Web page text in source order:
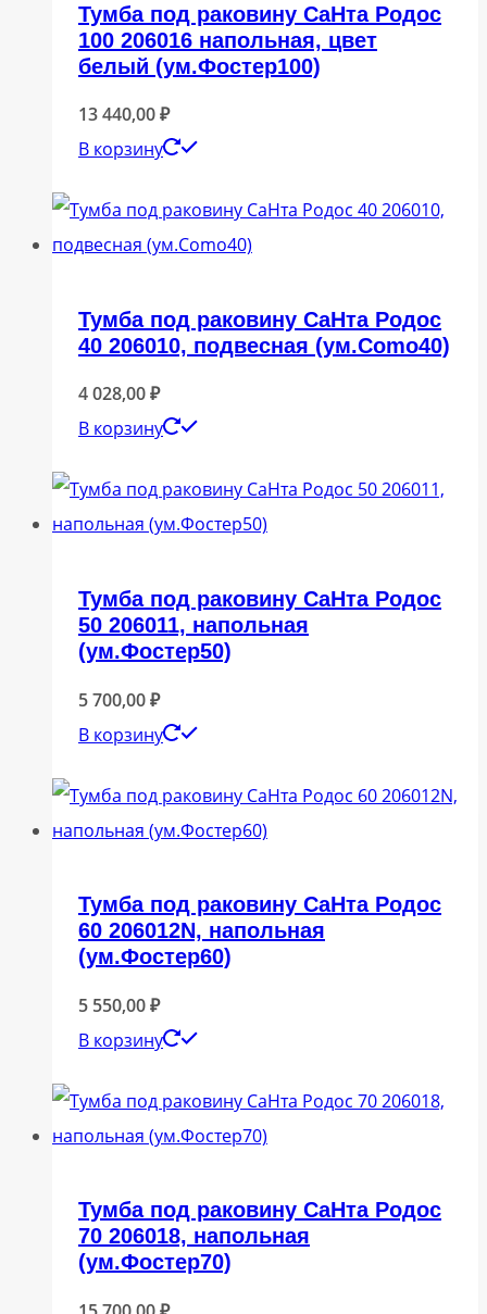
Тумба под раковину СаНта Родос
100 206016 напольная, цвет
белый (ум.Фостер100)
13 440,00₽
В корзину
Тумба под раковину СаНта Родос
40 206010, подвесная (ум.Como40)
4 028,00₽
В корзину
Тумба под раковину СаНта Родос
50 206011, напольная
(ум.Фостер50)
5 700,00₽
В корзину
Тумба под раковину СаНта Родос
60 206012N, напольная
(ум.Фостер60)
5 550,00₽
В корзину
Тумба под раковину СаНта Родос
70 206018, напольная
(ум.Фостер70)